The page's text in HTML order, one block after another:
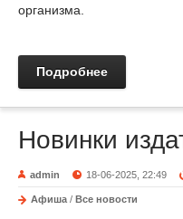
организма.
Подробнее
Новинки
admin 18-06-2025, 22:49
Афиша / Все новости